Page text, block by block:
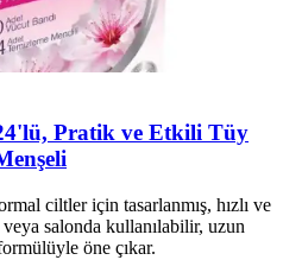
Pratik ve Etkili Tüy
ciltler için tasarlanmış, hızlı ve
salonda kullanılabilir, uzun
öne çıkar.